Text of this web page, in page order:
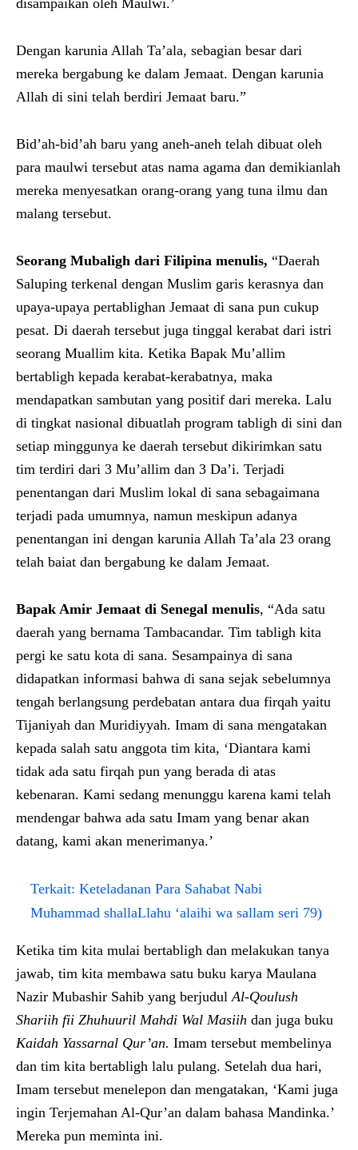
disampaikan oleh Maulwi.’
Dengan karunia Allah Ta’ala, sebagian besar dari
mereka bergabung ke dalam Jemaat. Dengan karunia
Allah di sini telah berdiri Jemaat baru.”
Bid’ah-bid’ah baru yang aneh-aneh telah dibuat oleh
para maulwi tersebut atas nama agama dan demikianlah
mereka menyesatkan orang-orang yang tuna ilmu dan
malang tersebut.
Seorang Mubaligh dari Filipina menulis, “Daerah
Saluping terkenal dengan Muslim garis kerasnya dan
upaya-upaya pertablighan Jemaat di sana pun cukup
pesat. Di daerah tersebut juga tinggal kerabat dari istri
seorang Muallim kita. Ketika Bapak Mu’allim
bertabligh kepada kerabat-kerabatnya, maka
mendapatkan sambutan yang positif dari mereka. Lalu
di tingkat nasional dibuatlah program tabligh di sini dan
setiap minggunya ke daerah tersebut dikirimkan satu
tim terdiri dari 3 Mu’allim dan 3 Da’i. Terjadi
penentangan dari Muslim lokal di sana sebagaimana
terjadi pada umumnya, namun meskipun adanya
penentangan ini dengan karunia Allah Ta’ala 23 orang
telah baiat dan bergabung ke dalam Jemaat.
Bapak Amir Jemaat di Senegal menulis, “Ada satu
daerah yang bernama Tambacandar. Tim tabligh kita
pergi ke satu kota di sana. Sesampainya di sana
didapatkan informasi bahwa di sana sejak sebelumnya
tengah berlangsung perdebatan antara dua firqah yaitu
Tijaniyah dan Muridiyyah. Imam di sana mengatakan
kepada salah satu anggota tim kita, ‘Diantara kami
tidak ada satu firqah pun yang berada di atas
kebenaran. Kami sedang menunggu karena kami telah
mendengar bahwa ada satu Imam yang benar akan
datang, kami akan menerimanya.’
Terkait: Keteladanan Para Sahabat Nabi
Muhammad shallaLlahu ‘alaihi wa sallam seri 79)
Ketika tim kita mulai bertabligh dan melakukan tanya
jawab, tim kita membawa satu buku karya Maulana
Nazir Mubashir Sahib yang berjudulAl-Qoulush
Shariih fii Zhuhuuril Mahdi Wal Masiih dan juga buku
Kaidah Yassarnal Qur’an. Imam tersebut membelinya
dan tim kita bertabligh lalu pulang. Setelah dua hari,
Imam tersebut menelepon dan mengatakan, ‘Kami juga
ingin Terjemahan Al-Qur’an dalam bahasa Mandinka.’
Mereka pun meminta ini.